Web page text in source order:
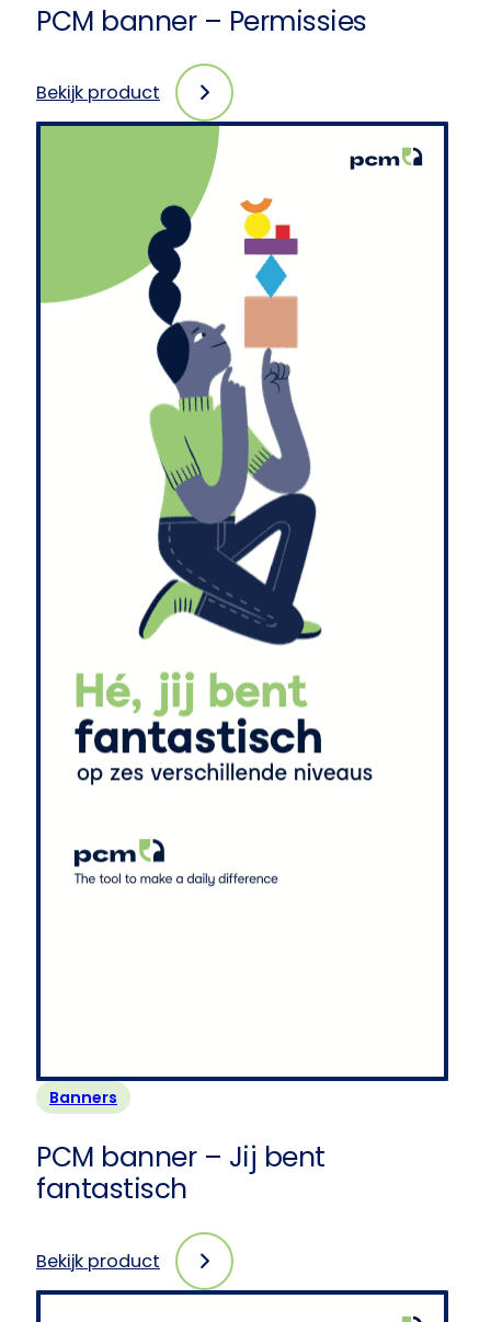
PCM banner – Permissies
Bekijk product
:
PCM
Permissies
Banners
PCM banner – Jij bent
fantastisch
Bekijk product
:
PCM